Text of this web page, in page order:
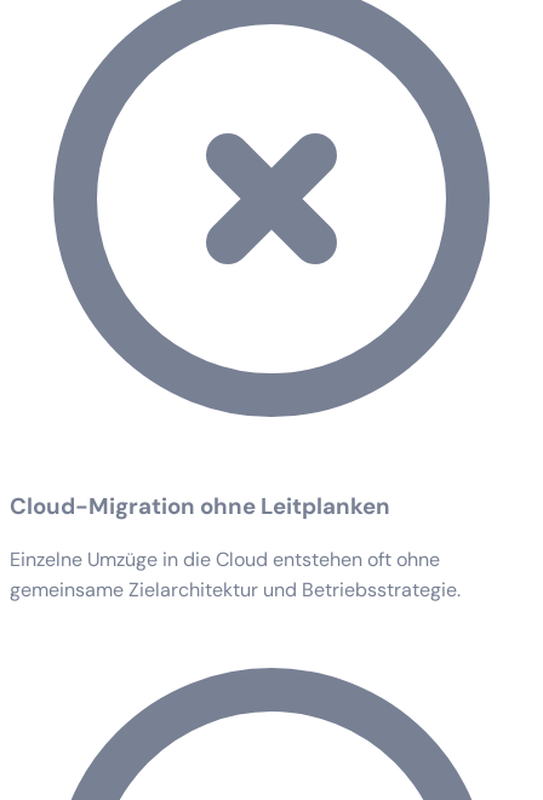
Cloud-Migration ohne Leitplanken
Einzelne Umzüge in die Cloud entstehen oft ohne
gemeinsame Zielarchitektur und Betriebsstrategie.